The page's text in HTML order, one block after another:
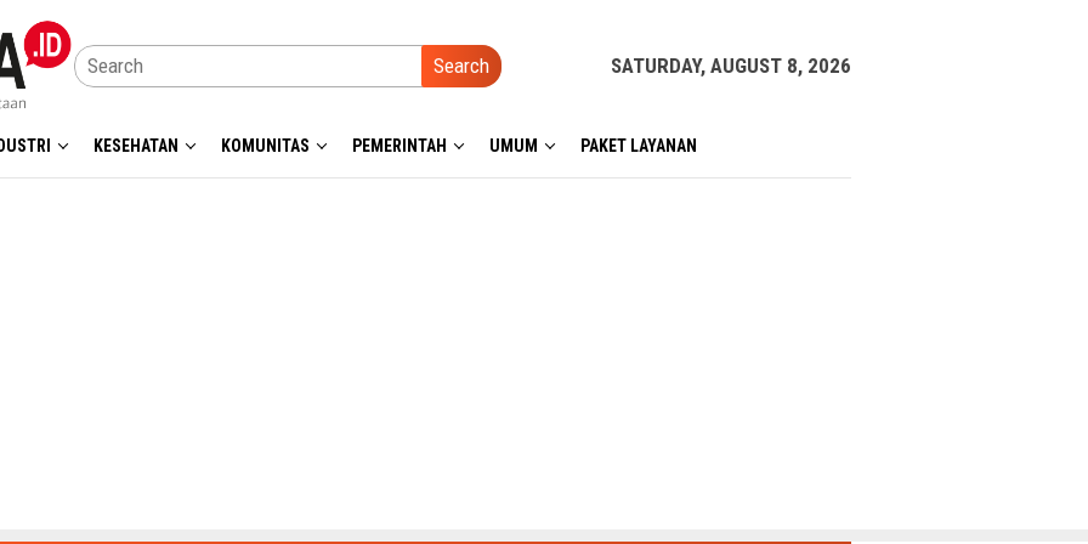
Search SATURDAY, AUGUST 8, 2026
KESEHATAN KOMUNITAS PEMERINTAH UMUM PAKET LAYANAN